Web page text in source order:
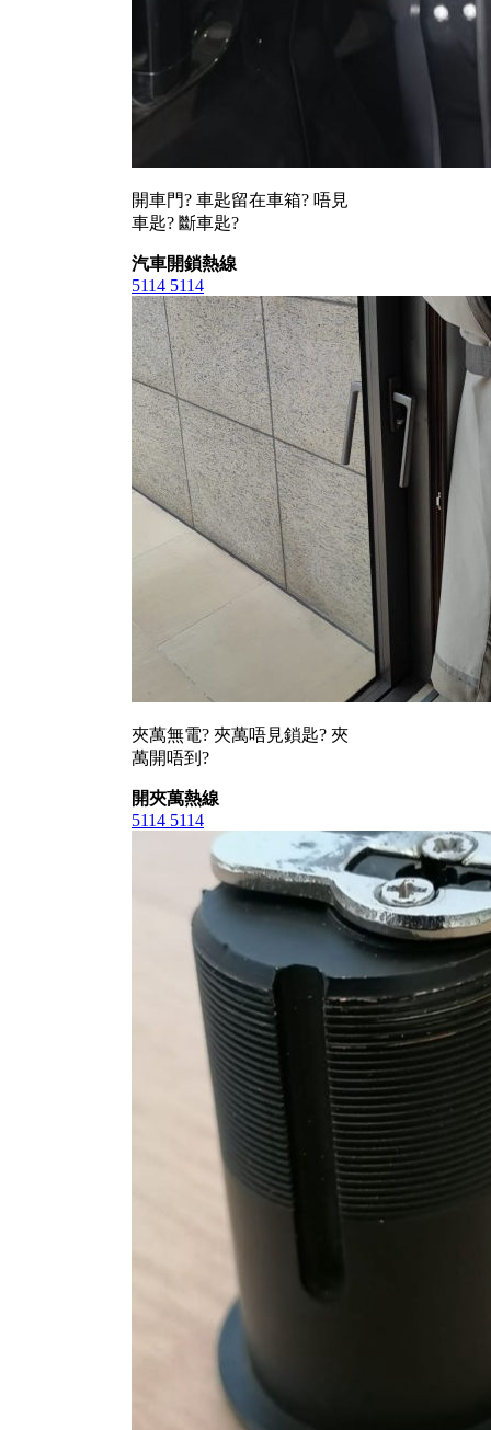
開車門? 車匙留在車箱? 唔見
車匙? 斷車匙?
汽車開鎖熱線
5114 5114
夾萬無電? 夾萬唔見鎖匙? 夾
萬開唔到?
開夾萬熱線
5114 5114